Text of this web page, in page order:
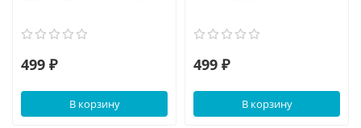
499 ₽
В корзину
499 ₽
В корзину